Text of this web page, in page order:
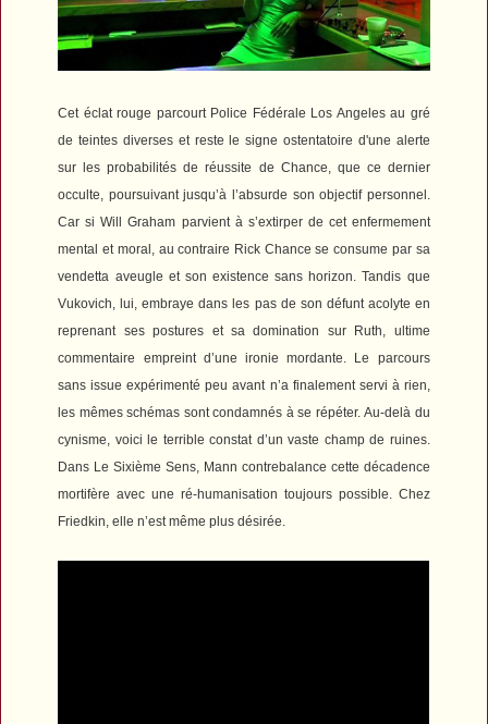
Cet éclat rouge parcourt Police Fédérale Los Angelesau gré
de teintes diverses et reste le signe ostentatoire d'une alerte
sur les probabilités de réussite de Chance, que ce dernier
occulte, poursuivant jusqu’à l’absurde son objectif personnel.
Car siWill Graham parvient à s’extirper de cet enfermement
mental et moral, au contraire Rick Chance se consume par sa
vendetta aveugle et son existence sans horizon. Tandis que
Vukovich, lui, embraye dans les pas de son défunt acolyte en
reprenant ses postures et sa domination sur Ruth, ultime
commentaire empreint d’une ironie mordante. Le parcours
sans issue expérimenté peu avant n’a finalement servi à rien,
les mêmes schémas sont condamnés à se répéter.Au-delà du
cynisme, voici le terrible constat d’un vaste champ de ruines.
Dans Le Sixième Sens, Mann contrebalance cette décadence
mortifère avec une ré-humanisation toujours possible. Chez
Friedkin, elle n’est même plus désirée.